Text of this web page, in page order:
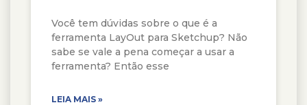
Você tem dúvidas sobre o que é a
ferramenta LayOut para Sketchup? Não
sabe se vale a pena começar a usar a
ferramenta? Então esse
LEIA MAIS »